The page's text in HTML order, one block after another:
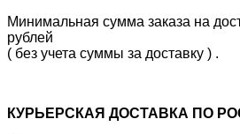
Минимальная сумма заказа на
рублей
( без учета суммы за доставку ) .
КУРЬЕРСКАЯ ДОСТАВКА ПО